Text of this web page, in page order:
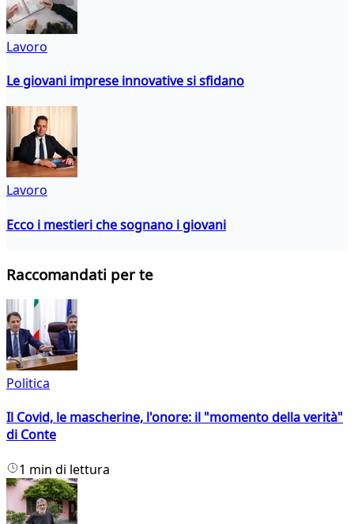
Lavoro
Le giovani imprese innovative si sfidano
Lavoro
Ecco i mestieri che sognano i giovani
Raccomandati per te
Politica
Il Covid, le mascherine, l'onore: il "momento della verità"
di Conte
1 min di lettura